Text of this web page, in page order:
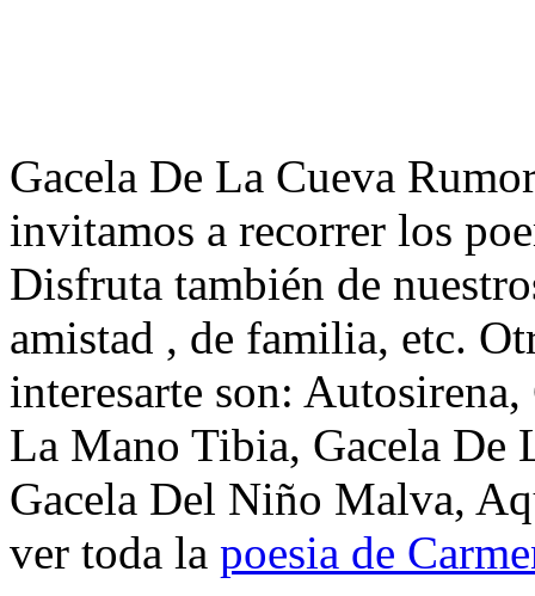
Gacela De La Cueva
invitamos a recorrer los
Disfruta también de
amistad , de familia, etc.
interesarte son:
La Mano Tibia, Gacela De
Gacela Del Niño Malva,
ver toda la poesia de